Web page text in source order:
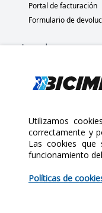
$680.00
Portal de facturación
Formulario de
Legal
Políticas de privacidad
Políticas de devolución
Copyright 2025
Agosto 10, 2026
Utilizamos
correctamente y
Las cookies que
funcionamiento
Políticas de